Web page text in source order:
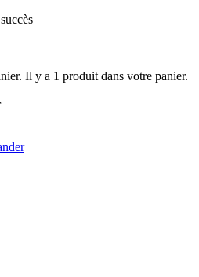
Il y a 1 produit dans votre panier.